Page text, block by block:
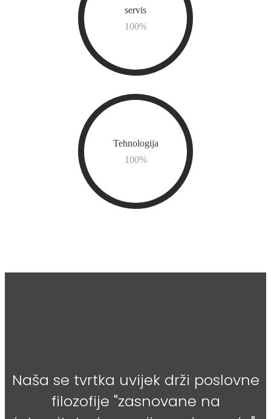
servis
100%
Tehnologija
100%
Naša se tvrtka uvijek drži poslovne
filozofije "zasnovane na